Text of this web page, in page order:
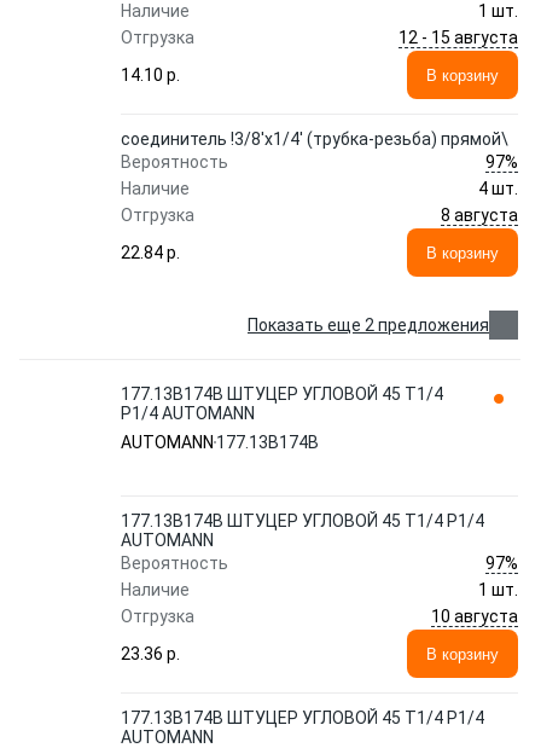
Наличие
1 шт.
Отгрузка
12 - 15 августа
14.10 p.
В корзину
соединитель !3/8'x1/4' (трубка-резьба) прямой\
Вероятность
97%
Наличие
4 шт.
Отгрузка
8 августа
22.84 p.
В корзину
Показать еще 2 предложения
177.13B174B ШТУЦЕР УГЛОВОЙ 45 T1/4
P1/4 AUTOMANN
AUTOMANN 177.13B174B
177.13B174B ШТУЦЕР УГЛОВОЙ 45 T1/4 P1/4
AUTOMANN
Вероятность
97%
Наличие
1 шт.
Отгрузка
10 августа
23.36 p.
В корзину
177.13B174B ШТУЦЕР УГЛОВОЙ 45 T1/4 P1/4
AUTOMANN